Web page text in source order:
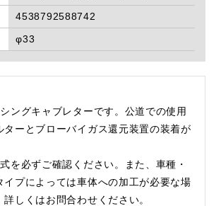
4538792588742
φ33
ングキャブレターです。公道での使用
ターとブローバイガス還元装置の装着が
を必ずご確認ください。また、車種・
イプによっては車体への加工が必要な場
しくはお問合わせください。